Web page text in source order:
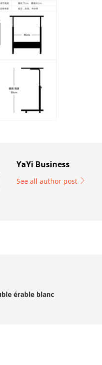
YaYi Business
See all author post
érable blanc